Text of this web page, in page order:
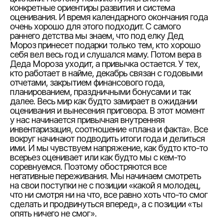
конкретные ориентиры развития и система
оценивания. И время календарного окончания года
очень хорошо для этого подходит. С самого
раннего детства мы знаем, что под елку Дед
Мороз принесет подарки только тем, кто хорошо
себя вел весь год и слушался маму. Потом вера в
Деда Мороза уходит, а привычка остается. У тех,
кто работает в найме, декабрь связан с годовыми
отчетами, закрытием финансового года,
планированием, праздничными бонусами и так
далее. Весь мир как будто замирает в ожидании
оценивания и вынесения приговора. В этот момент
у нас начинается привычная внутренняя
инвентаризация, соотношение «плана и факта». Все
вокруг начинают подводить итоги года и делиться
ими. И мы чувствуем напряжение, как будто кто-то
всерьез оценивает или как будто мы с кем-то
соревнуемся. Поэтому обостряются все
негативные переживания. Мы начинаем смотреть
на свои поступки не с позиции «какой я молодец,
что ни смотря ни на что, все равно хоть что-то смог
сделать и продвинуться вперед», а с позиции «ты
опять ничего не смог».